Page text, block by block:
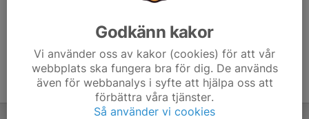
Godkänn kakor
Vi använder oss av kakor (cookies) för att vår
webbplats ska fungera bra för dig. De används
även för webbanalys i syfte att hjälpa oss att
förbättra våra tjänster.
Så använder vi cookies